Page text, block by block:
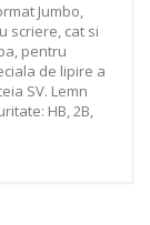
Jumbo,
scriere, cat si
pentru
de lipire a
SV. Lemn
HB, 2B,